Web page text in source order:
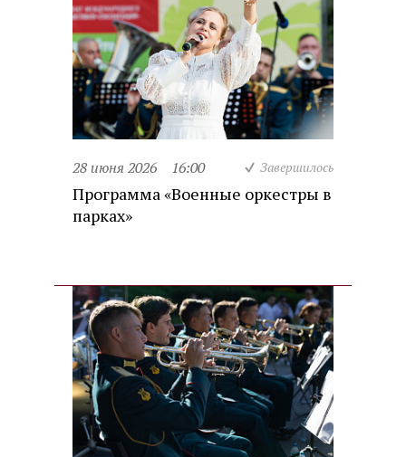
28 июня 2026 16:00 Завершилось
Программа «Военные оркестры в
парках»